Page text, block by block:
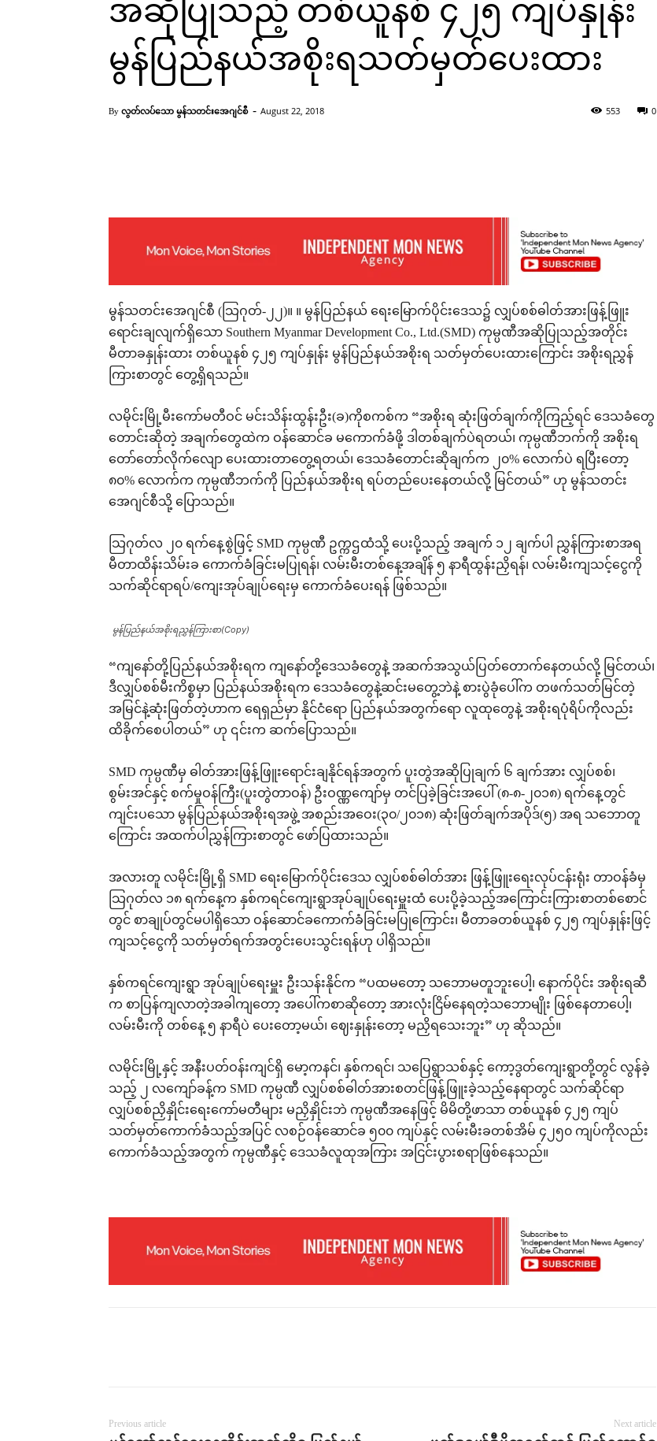
မွန်ပြည်နယ်အစိုးရညွှန်ကြားစာ(Copy)
အဆိုပြုသည့် တစ်ယူနစ် ၄၂၅ ကျပ်နှုန်း
မွန်ပြည်နယ်အစိုးရသတ်မှတ်ပေးထား
By လွတ်လပ်သော မွန်သတင်းအေဂျင်စီ - August 22, 2018 0
553
မွန်သတင်းအေဂျင်စီ (သြဂုတ်-၂၂)။ ။ မွန်ပြည်နယ် ရေးမြောက်ပိုင်းဒေသ၌ လျှပ်စစ်ဓါတ်အားဖြန့်ဖြူး
ရောင်းချလျက်ရှိသော Southern Myanmar Development Co., Ltd.(SMD) ကုမ္ပဏီအဆိုပြုသည့်အတိုင်း
မီတာခနှုန်းထား တစ်ယူနစ် ၄၂၅ ကျပ်နှုန်း မွန်ပြည်နယ်အစိုးရ သတ်မှတ်ပေးထားကြောင်း အစိုးရညွှန်
ကြားစာတွင် တွေ့ရှိရသည်။
လမိုင်းမြို့မီးကော်မတီဝင် မင်းသိန်းထွန်းဦး(ခ)ကိုစကစ်က “အစိုးရ ဆုံးဖြတ်ချက်ကိုကြည့်ရင် ဒေသခံတွေ
တောင်းဆိုတဲ့ အချက်တွေထဲက ဝန်ဆောင်ခ မကောက်ခံဖို့ ဒါတစ်ချက်ပဲရတယ်၊ ကုမ္ပဏီဘက်ကို အစိုးရ
တော်တော်လိုက်လျော ပေးထားတာတွေ့ရတယ်၊ ဒေသခံတောင်းဆိုချက်က ၂၀% လောက်ပဲ ရပြီးတော့
၈၀% လောက်က ကုမ္ပဏီဘက်ကို ပြည်နယ်အစိုးရ ရပ်တည်ပေးနေတယ်လို့ မြင်တယ်” ဟု မွန်သတင်း
အေဂျင်စီသို့ ပြောသည်။
သြဂုတ်လ ၂၀ ရက်နေ့စွဲဖြင့် SMD ကုမ္ပဏီ ဥက္ကဌထံသို့ ပေးပို့သည့် အချက် ၁၂ ချက်ပါ ညွှန်ကြားစာအရ
မီတာထိန်းသိမ်းခ ကောက်ခံခြင်းမပြုရန်၊ လမ်းမီးတစ်နေ့အချိန် ၅ နာရီထွန်းညှိရန်၊ လမ်းမီးကျသင့်ငွေကို
သက်ဆိုင်ရာရပ်/ကျေးအုပ်ချုပ်ရေးမှ ကောက်ခံပေးရန် ဖြစ်သည်။
မွန်ပြည်နယ်အစိုးရညွှန်ကြားစာ(Copy)
“ကျနော်တို့ပြည်နယ်အစိုးရက ကျနော်တို့ဒေသခံတွေနဲ့ အဆက်အသွယ်ပြတ်တောက်နေတယ်လို့ မြင်တယ်၊
ဒီလျှပ်စစ်မီးကိစ္စမှာ ပြည်နယ်အစိုးရက ဒေသခံတွေနဲ့ဆင်းမတွေ့ဘဲနဲ့ စားပွဲခုံပေါ်က တဖက်သတ်မြင်တဲ့
အမြင်နဲ့ဆုံးဖြတ်တဲ့ဟာက ရေရှည်မှာ နိုင်ငံရော ပြည်နယ်အတွက်ရော လူထုတွေနဲ့ အစိုးရပုံရိပ်ကိုလည်း
ထိခိုက်စေပါတယ်” ဟု ၎င်းက ဆက်ပြောသည်။
SMD ကုမ္ပဏီမှ ဓါတ်အားဖြန့်ဖြူးရောင်းချနိုင်ရန်အတွက် ပူးတွဲအဆိုပြုချက် ၆ ချက်အား လျှပ်စစ်၊
စွမ်းအင်နှင့် စက်မှုဝန်ကြီး(ပူးတွဲတာဝန်) ဦးဝဏ္ဏကျော်မှ တင်ပြခဲ့ခြင်းအပေါ် (၈-၈-၂၀၁၈) ရက်နေ့တွင်
ကျင်းပသော မွန်ပြည်နယ်အစိုးရအဖွဲ့ အစည်းအဝေး(၃၀/၂၀၁၈) ဆုံးဖြတ်ချက်အပိုဒ်(၅) အရ သဘောတူ
ကြောင်း အထက်ပါညွှန်ကြားစာတွင် ဖော်ပြထားသည်။
အလားတူ လမိုင်းမြို့ရှိ SMD ရေးမြောက်ပိုင်းဒေသ လျှပ်စစ်ဓါတ်အား ဖြန့်ဖြူးရေးလုပ်ငန်းရုံး တာဝန်ခံမှ
သြဂုတ်လ ၁၈ ရက်နေ့က နှစ်ကရင်ကျေးရွာအုပ်ချုပ်ရေးမှူးထံ ပေးပို့ခဲ့သည့်အကြောင်းကြားစာတစ်စောင်
တွင် စာချုပ်တွင်မပါရှိသော ဝန်ဆောင်ခကောက်ခံခြင်းမပြုကြောင်း၊ မီတာခတစ်ယူနစ် ၄၂၅ ကျပ်နှုန်းဖြင့်
ကျသင့်ငွေကို သတ်မှတ်ရက်အတွင်းပေးသွင်းရန်ဟု ပါရှိသည်။
နှစ်ကရင်ကျေးရွာ အုပ်ချုပ်ရေးမှူး ဦးသန်းနိုင်က “ပထမတော့ သဘောမတူဘူးပေါ့၊ နောက်ပိုင်း အစိုးရဆီ
က စာပြန်ကျလာတဲ့အခါကျတော့ အပေါ်ကစာဆိုတော့ အားလုံးငြိမ်နေရတဲ့သဘောမျိုး ဖြစ်နေတာပေါ့၊
လမ်းမီးကို တစ်နေ့ ၅ နာရီပဲ ပေးတော့မယ်၊ ဈေးနှုန်းတော့ မညှိရသေးဘူး” ဟု ဆိုသည်။
လမိုင်းမြို့နှင့် အနီးပတ်ဝန်းကျင်ရှိ မော့ကနင်၊ နှစ်ကရင်၊ သပြေရွာသစ်နှင့် ကော့ဒွတ်ကျေးရွာတို့တွင် လွန်ခဲ့
သည့် ၂ လကျော်ခန့်က SMD ကုမ္ပဏီ လျှပ်စစ်ဓါတ်အားစတင်ဖြန့်ဖြူးခဲ့သည့်နေရာတွင် သက်ဆိုင်ရာ
လျှပ်စစ်ညှိနှိုင်းရေးကော်မတီများ မညှိနှိုင်းဘဲ ကုမ္ပဏီအနေဖြင့် မိမိတို့ဖာသာ တစ်ယူနစ် ၄၂၅ ကျပ်
သတ်မှတ်ကောက်ခံသည့်အပြင် လစဉ်ဝန်ဆောင်ခ ၅၀၀ ကျပ်နှင့် လမ်းမီးခတစ်အိမ် ၄၂၅၀ ကျပ်ကိုလည်း
ကောက်ခံသည့်အတွက် ကုမ္ပဏီနှင့် ဒေသခံလူထုအကြား အငြင်းပွားစရာဖြစ်နေသည်။
Previous article Next article